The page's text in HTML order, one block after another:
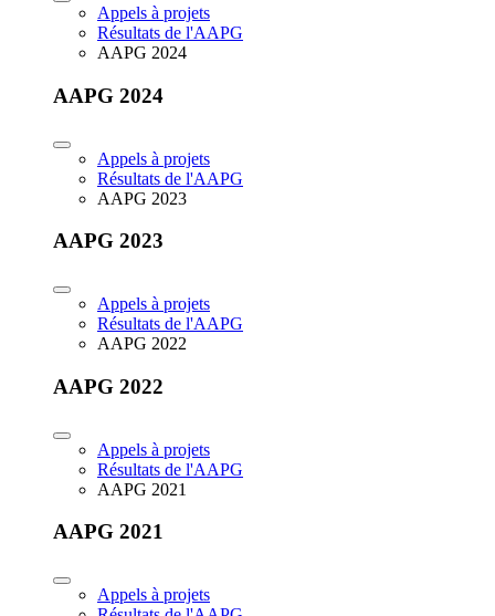
Appels à projets
Résultats de l'AAPG
AAPG 2024
AAPG 2024
Appels à projets
Résultats de l'AAPG
AAPG 2023
AAPG 2023
Appels à projets
Résultats de l'AAPG
AAPG 2022
AAPG 2022
Appels à projets
Résultats de l'AAPG
AAPG 2021
AAPG 2021
Appels à projets